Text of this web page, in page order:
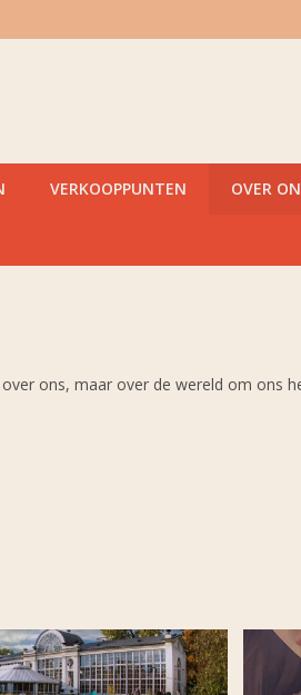
VERKOOPPUNTEN OVER
ons, maar over de wereld om ons